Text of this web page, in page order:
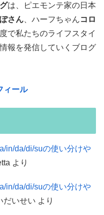
は、ピエモンテ家の日本
さん 、ハーフちゃんコロ
で私たちのライフスタイ
報を発信していくブログ
ィール
in/da/di/suの使い分けや
より
in/da/di/suの使い分けや
だいせい より